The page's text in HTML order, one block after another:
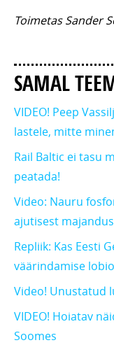
Toimetas Sander
SAMAL
VIDEO! Peep
lastele, mitte
Rail Baltic ei tasu
peatada!
Video: Nauru
ajutisest
Repliik: Kas Eesti
väärindamise
Video! Unustatud
VIDEO! Hoiatav
Soomes